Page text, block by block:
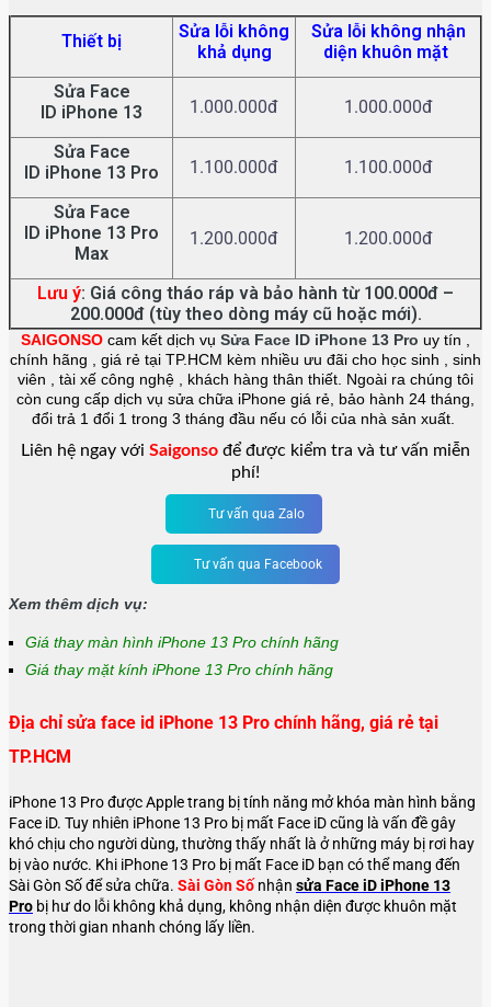
Thiết bị
Sửa lỗi không
khả dụng
Sửa lỗi không nhận
diện khuôn mặt
Sửa Face
ID iPhone 13 1.000.000đ 1.000.000đ
Sửa Face
ID iPhone 13 Pro 1.100.000đ 1.100.000đ
Sửa Face
ID iPhone 13 Pro
Max
1.200.000đ 1.200.000đ
Lưu ý: Giá công tháo ráp và bảo hành từ 100.000đ –
200.000đ (tùy theo dòng máy cũ hoặc mới).
SAIGONSO cam kết dịch vụ Sửa Face ID iPhone 13 Pro uy tín ,
chính hãng , giá rẻ tại TP.HCM kèm nhiều ưu đãi cho học sinh , sinh
viên , tài xế công nghệ , khách hàng thân thiết. Ngoài ra chúng tôi
còn cung cấp dịch vụ sửa chữa iPhone giá rẻ, bảo hành 24 tháng,
đổi trả 1 đổi 1 trong 3 tháng đầu nếu có lỗi của nhà sản xuất.
Liên hệ ngay với Saigonso để được kiểm tra và tư vấn miễn
phí!
Tư vấn qua Zalo
Tư vấn qua Facebook
Xem thêm dịch vụ:
Giá thay màn hình iPhone 13 Pro chính hãng
Giá thay mặt kính iPhone 13 Pro chính hãng
Địa chỉ sửa face id iPhone 13 Pro chính hãng, giá rẻ tại
TP.HCM
iPhone 13 Pro được Apple trang bị tính năng mở khóa màn hình bằng
Face iD. Tuy nhiên iPhone 13 Pro bị mất Face iD cũng là vấn đề gây
khó chịu cho người dùng, thường thấy nhất là ở những máy bị rơi hay
bị vào nước. Khi iPhone 13 Pro bị mất Face iD bạn có thể mang đến
Sài Gòn Số để sửa chữa. Sài Gòn Số nhận sửa Face iD iPhone 13
Pro bị hư do lỗi không khả dụng, không nhận diện được khuôn mặt
trong thời gian nhanh chóng lấy liền.